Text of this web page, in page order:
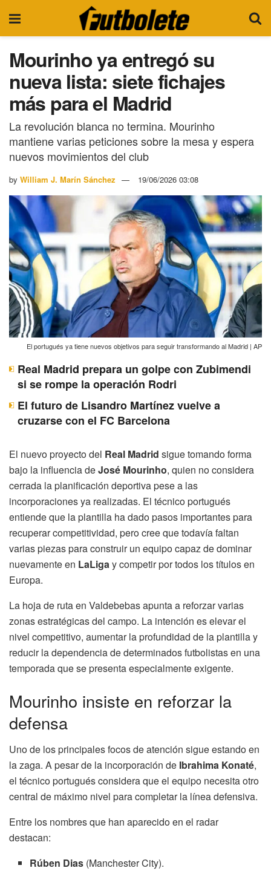
Mourinho ya entregó su
nueva lista: siete fichajes
más para el Madrid
La revolución blanca no termina. Mourinho
mantiene varias peticiones sobre la mesa y espera
nuevos movimientos del club
by William J. Marín Sánchez 19/06/2026 03:08
El portugués ya tiene nuevos objetivos para seguir transformando al Madrid | AP
Real Madrid prepara un golpe con Zubimendi
si se rompe la operación Rodri
El futuro de Lisandro Martínez vuelve a
cruzarse con el FC Barcelona
El nuevo proyecto del Real Madrid sigue tomando forma
bajo la influencia deJosé Mourinho, quien no considera
cerrada la planificación deportiva pese a las
incorporaciones ya realizadas. El técnico portugués
entiende que la plantilla ha dado pasos importantes para
recuperar competitividad, pero cree que todavía faltan
varias piezas para construir un equipo capaz de dominar
nuevamente en LaLigay competir por todos los títulos en
Europa.
La hoja de ruta en Valdebebas apunta a reforzar varias
zonas estratégicas del campo. La intención es elevar el
nivel competitivo, aumentar la profundidad de la plantilla y
reducir la dependencia de determinados futbolistas en una
temporada que se presenta especialmente exigente.
Mourinho insiste en reforzar la
defensa
Uno de los principales focos de atención sigue estando en
la zaga. A pesar de la incorporación de Ibrahima Konaté,
el técnico portugués considera que el equipo necesita otro
central de máximo nivel para completar la línea defensiva.
Entre los nombres que han aparecido en el radar
destacan:
Rúben Dias (Manchester City).